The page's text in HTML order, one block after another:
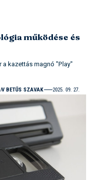
működése és
kazettás magnó "Play"
V BETŰS SZAVAK 2025. 09. 27.